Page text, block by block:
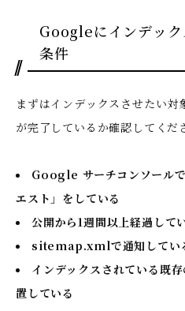
Googleにインデッ
条件
まずはインデックスさせたい
が完了しているか確認してくだ
Google サーチコンソール
エスト」をしている
公開から1週間以上経過して
sitemap.xmlで通知してい
インデックスされている既
置している